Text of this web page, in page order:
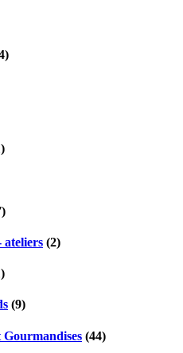
ateliers (2)
(9)
Gourmandises (44)